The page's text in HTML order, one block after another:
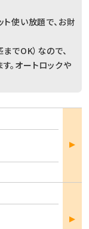
使い放題で、お財
でOK）なので、
。オートロックや
部屋
詳細
部屋
詳細